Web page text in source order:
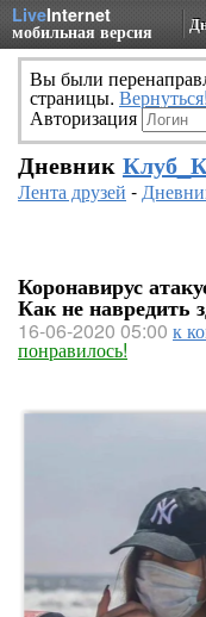
LiveInternet
мобильная версия
Вы были
страницы. Вернуться!
Авторизация
Дневник
Лента друзей -
Коронавирус
Как не навредить
16-06-2020 05:00 к
понравилось!